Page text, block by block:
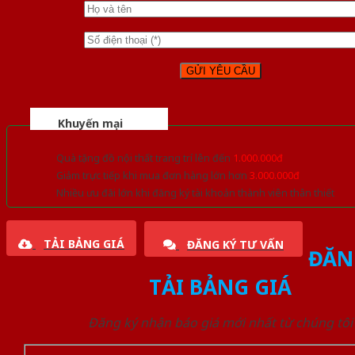
Khuyến mại
Quà tặng đồ nội thất trang trí lên đến 1.000.000đ
Giảm trực tiếp khi mua đơn hàng lớn hơn 3.000.000đ
Nhiều ưu đãi lớn khi đăng ký tài khoản thành viên thân thiết
TẢI BẢNG GIÁ ĐĂNG KÝ TƯ VẤN
TẢI BẢNG GIÁ
Đăng ký nhận báo giá mới nhất từ chúng tôi